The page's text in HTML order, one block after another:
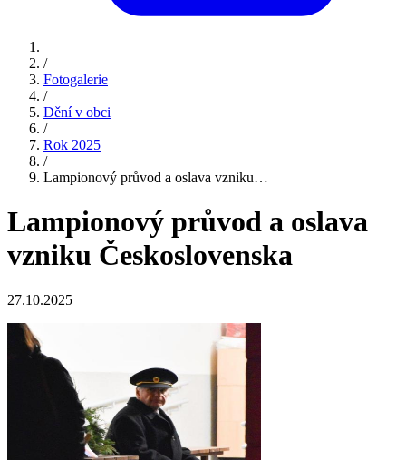
/
Fotogalerie
/
Dění v obci
/
Rok 2025
/
Lampionový průvod a oslava vzniku…
Lampionový průvod a oslava
vzniku Československa
27.10.2025